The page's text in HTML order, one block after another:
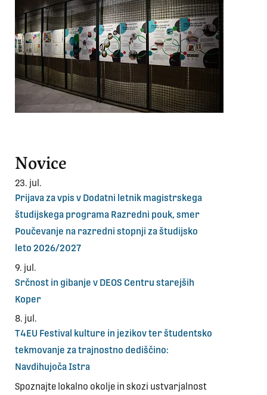
Novice
23. jul.
Prijava za vpis v Dodatni letnik magistrskega
študijskega programa Razredni pouk, smer
Poučevanje na razredni stopnji za študijsko
leto 2026/2027
9. jul.
Srčnost in gibanje v DEOS Centru starejših
Koper
8. jul.
T4EU Festival kulture in jezikov ter študentsko
tekmovanje za trajnostno dediščino:
Navdihujoča Istra
Spoznajte lokalno okolje in skozi ustvarjalnost